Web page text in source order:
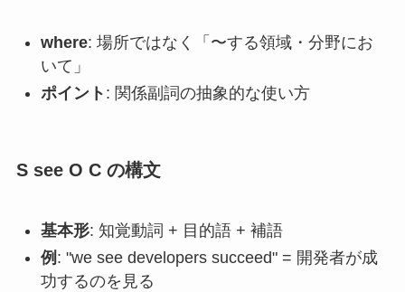
where: 場所ではなく「〜する領域・分野にお
いて」
ポイント : 関係副詞の抽象的な使い方
S see O C の構文
基本形: 知覚動詞 + 目的語 + 補語
例 : "we see developers succeed" = 開発者が成
功するのを見る